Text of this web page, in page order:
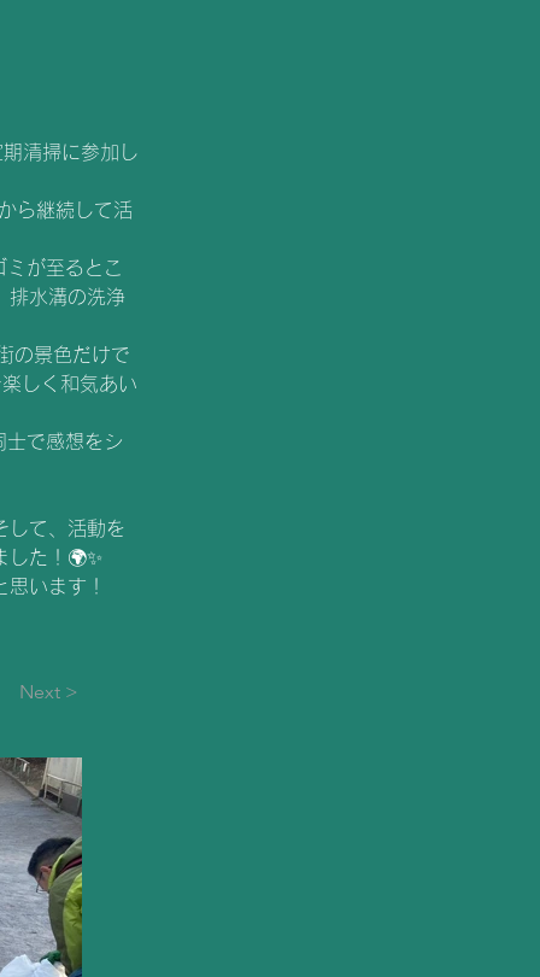
清掃に参加し
ら継続して活
が至るとこ
排水溝の洗浄
の景色だけで
しく和気あい
士で感想をシ
して、活動を
た！🌍✨
います！
Next >